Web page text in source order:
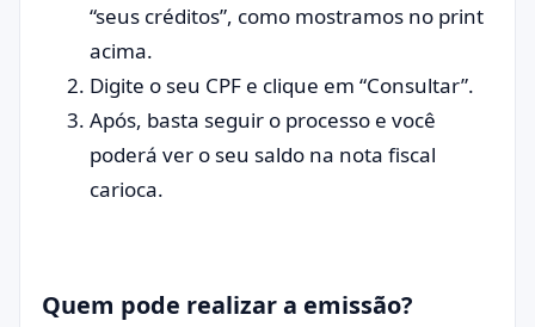
“seus créditos”, como mostramos no print
acima.
Digite o seu CPF e clique em “Consultar”.
Após, basta seguir o processo e você
poderá ver o seu saldo na nota fiscal
carioca.
Quem pode realizar a emissão?